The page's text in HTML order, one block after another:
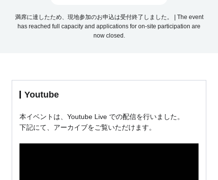
満席に達したため、現地参加のお申込は受付終了しました。 | The event
has reached full capacity and applications for on-site participation are
now closed.
Youtube
本イベントは、Youtube Live での配信を行いました。
下記にて、アーカイブをご覧いただけます。